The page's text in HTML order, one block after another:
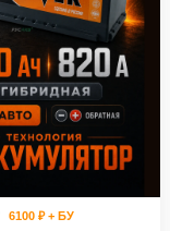
6100 ₽ + БУ